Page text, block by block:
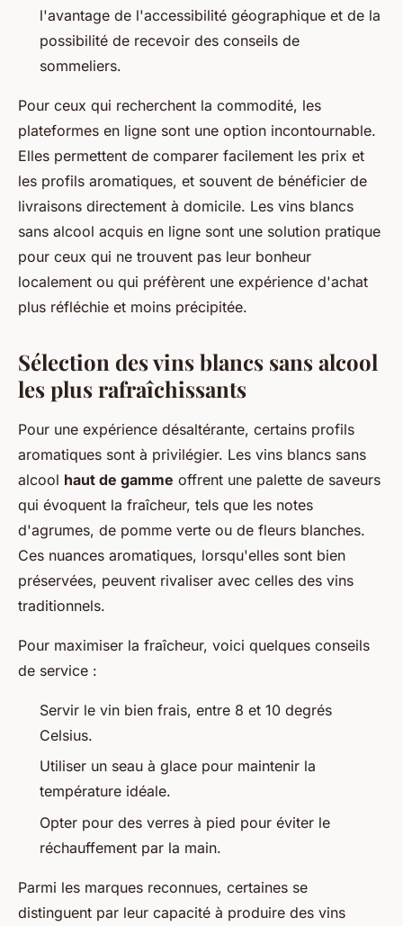
l'avantage de l'accessibilité géographique et de la
possibilité de recevoir des conseils de
sommeliers.
Pour ceux qui recherchent la commodité, les
plateformes en ligne sont une option incontournable.
Elles permettent de comparer facilement les prix et
les profils aromatiques, et souvent de bénéficier de
livraisons directement à domicile. Les vins blancs
sans alcool acquis en ligne sont une solution pratique
pour ceux qui ne trouvent pas leur bonheur
localement ou qui préfèrent une expérience d'achat
plus réfléchie et moins précipitée.
Sélection des vins blancs sans alcool
les plus rafraîchissants
Pour une expérience désaltérante, certains profils
aromatiques sont à privilégier. Les vins blancs sans
alcool haut de gamme offrent une palette de saveurs
qui évoquent la fraîcheur, tels que les notes
d'agrumes, de pomme verte ou de fleurs blanches.
Ces nuances aromatiques, lorsqu'elles sont bien
préservées, peuvent rivaliser avec celles des vins
traditionnels.
Pour maximiser la fraîcheur, voici quelques conseils
de service :
Servir le vin bien frais, entre 8 et 10 degrés
Celsius.
Utiliser un seau à glace pour maintenir la
température idéale.
Opter pour des verres à pied pour éviter le
réchauffement par la main.
Parmi les marques reconnues, certaines se
distinguent par leur capacité à produire des vins